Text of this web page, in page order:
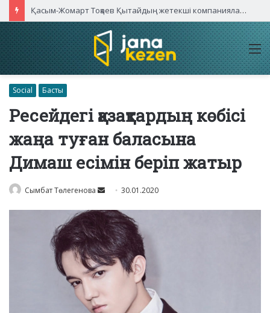
Қасым-Жомарт Тоқаев Қытайдың жетекші компаниялары басшыларымен кездесті
Social Басты
Ресейдегі қазақтардың көбісі
жаңа туған баласына
Димаш есімін беріп жатыр
Сымбат Төлегенова
Send
email
30.01.2020